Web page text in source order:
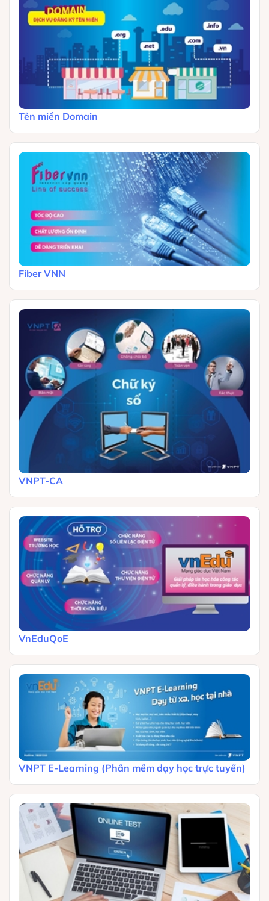
Tên miền Domain
Fiber VNN
VNPT-CA
VnEduQoE
VNPT E-Learning (Phần mềm dạy học trực tuyến)